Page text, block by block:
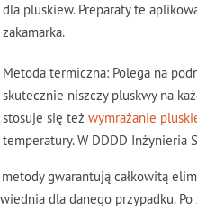
dla pluskiew. Preparaty te
zakamarka.
Metoda termiczna: Polega na
skutecznie niszczy pluskwy na
stosuje się też wymrażanie
temperatury. W DDDD Inżynieria
gwarantują całkowitą
dla danego przypadku.